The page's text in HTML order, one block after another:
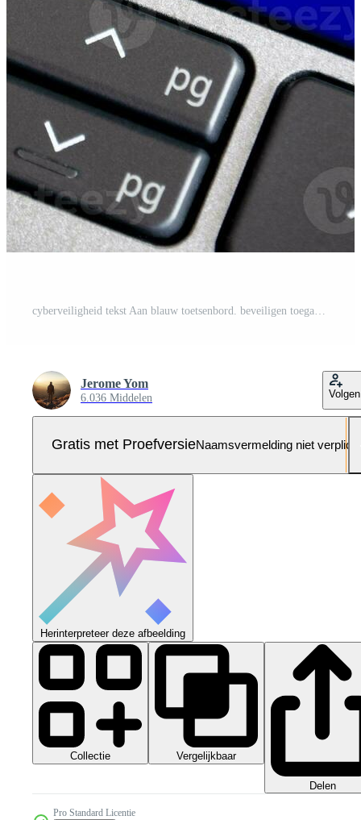
Jerome Yom
6.036 Middelen Volgen
Gratis met ProefversieNaamsvermelding niet verplicht
Herinterpreteer deze afbeelding
Collectie Vergelijkbaar
Delen
Pro Standard Licentie